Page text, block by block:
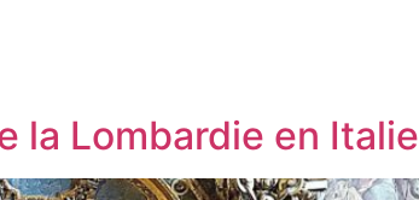
la Lombardie en Italie